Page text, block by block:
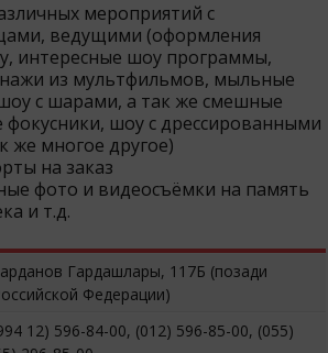
мероприятий с
ведущими (оформления
интересные шоу программы,
из мультфильмов, мыльные
с шарами, а так же смешные
шоу с дрессированными
же многое другое)
на заказ
фото и видеосъёмки на память
и т.д.
Гардашлары, 117Б (позади
Федерации)
12) 596-84-00, (012) 596-85-00, (055)